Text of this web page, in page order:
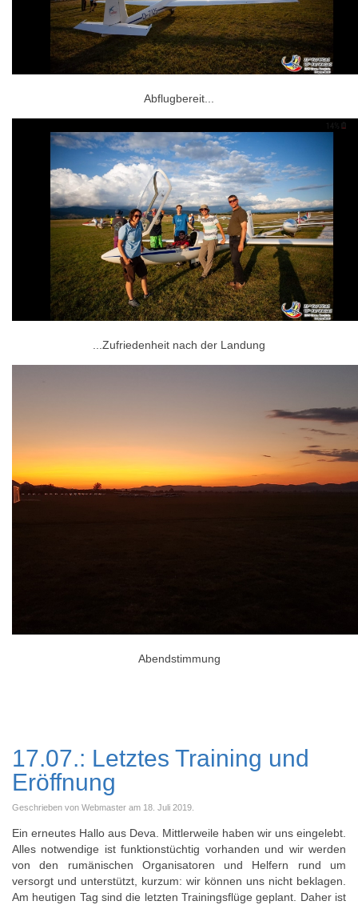
Abflugbereit...
...Zufriedenheit nach der Landung
Abendstimmung
17.07.: Letztes Training und
Eröffnung
Geschrieben von Webmaster am 18. Juli 2019
Ein erneutes Hallo aus Deva. Mittlerweile haben wir uns eingelebt.
Alles notwendige ist funktionstüchtig vorhanden und wir werden
von den rumänischen Organisatoren und Helfern rund um
versorgt und unterstützt, kurzum: wir können uns nicht beklagen.
Am heutigen Tag sind die letzten Trainingsflüge geplant. Daher ist